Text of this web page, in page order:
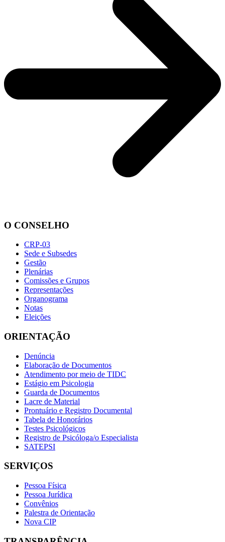
O CONSELHO
CRP-03
Sede e Subsedes
Gestão
Plenárias
Comissões e Grupos
Representações
Organograma
Notas
Eleições
ORIENTAÇÃO
Denúncia
Elaboração de Documentos
Atendimento por meio de TIDC
Estágio em Psicologia
Guarda de Documentos
Lacre de Material
Prontuário e Registro Documental
Tabela de Honorários
Testes Psicológicos
Registro de Psicóloga/o Especialista
SATEPSI
SERVIÇOS
Pessoa Física
Pessoa Jurídica
Convênios
Palestra de Orientação
Nova CIP